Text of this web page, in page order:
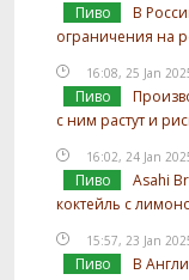
Пиво
В
ограничения на
16:08, 25 Jan
Пиво
с ним растут и
16:02, 24 Jan
Пиво
Asahi
коктейль с
15:57, 23 Jan
Пиво В